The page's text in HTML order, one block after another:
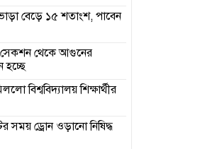
বেড়ে ১৫ শতাংশ, পাবেন
সেকশন থেকে আগুনের
হচ্ছে
বিশ্ববিদ্যালয় শিক্ষার্থীর
সময় ড্রোন ওড়ানো নিষিদ্ধ